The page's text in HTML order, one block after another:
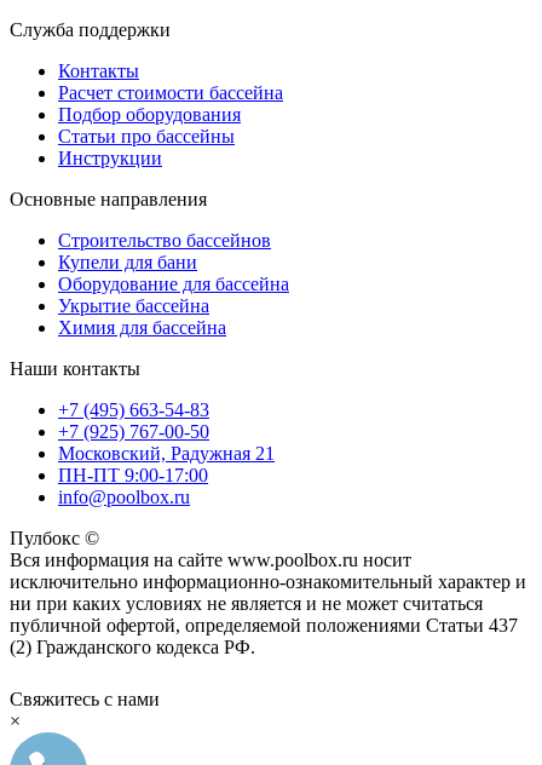
Служба поддержки
Контакты
Расчет стоимости бассейна
Подбор оборудования
Статьи про бассейны
Инструкции
Основные направления
Строительство бассейнов
Купели для бани
Оборудование для бассейна
Укрытие бассейна
Химия для бассейна
Наши контакты
+7 (495) 663-54-83
+7 (925) 767-00-50
Московский, Радужная 21
ПН-ПТ 9:00-17:00
info@poolbox.ru
Пулбокс ©
Вся информация на сайте www.poolbox.ru носит
исключительно информационно-ознакомительный характер и
ни при каких условиях не является и не может считаться
публичной офертой, определяемой положениями Статьи 437
(2) Гражданского кодекса РФ.
Свяжитесь с нами
×